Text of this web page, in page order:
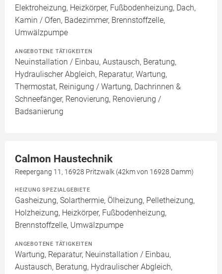
Elektroheizung, Heizkörper, Fußbodenheizung, Dach,
Kamin / Ofen, Badezimmer, Brennstoffzelle,
Umwälzpumpe
ANGEBOTENE TÄTIGKEITEN
Neuinstallation / Einbau, Austausch, Beratung,
Hydraulischer Abgleich, Reparatur, Wartung,
Thermostat, Reinigung / Wartung, Dachrinnen &
Schneefänger, Renovierung, Renovierung /
Badsanierung
Calmon Haustechnik
Reepergang 11, 16928 Pritzwalk (42km von 16928 Damm)
HEIZUNG SPEZIALGEBIETE
Gasheizung, Solarthermie, Ölheizung, Pelletheizung,
Holzheizung, Heizkörper, Fußbodenheizung,
Brennstoffzelle, Umwälzpumpe
ANGEBOTENE TÄTIGKEITEN
Wartung, Reparatur, Neuinstallation / Einbau,
Austausch, Beratung, Hydraulischer Abgleich,